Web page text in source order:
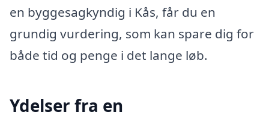
en byggesagkyndig i Kås, får du en
grundig vurdering, som kan spare dig for
både tid og penge i det lange løb.
Ydelser fra en